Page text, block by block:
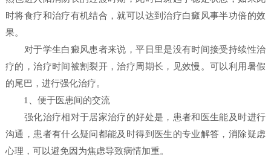
时将食疗和治疗有机结合，就可以达到治疗白癜风事半功倍的效
果。
对于学生白癜风患者来说，平日里是没有时间接受持续性治
疗的，治疗时间被割裂开，治疗周期长，见效慢。可以利用暑假
的尾巴，进行强化治疗。
1、便于医患间的交流
强化治疗相对于居家治疗的好处是，患者和医生能及时进行
沟通，患者有什么疑问都能及时得到医生的专业解答，消除疑虑
心理，可以避免因为焦虑导致病情加重。